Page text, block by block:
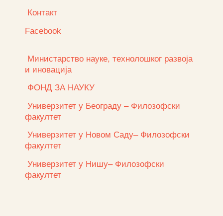
Контакт
Facebook
Министарство науке, технолошког развоја
и иновација
ФОНД ЗА НАУКУ
Универзитет у Београду – Филозофски
факултет
Универзитет у Новом Саду– Филозофски
факултет
Универзитет у Нишу– Филозофски
факултет